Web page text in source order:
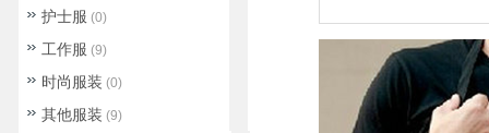
护士服 (0)
工作服 (9)
时尚服装 (0)
其他服装 (9)